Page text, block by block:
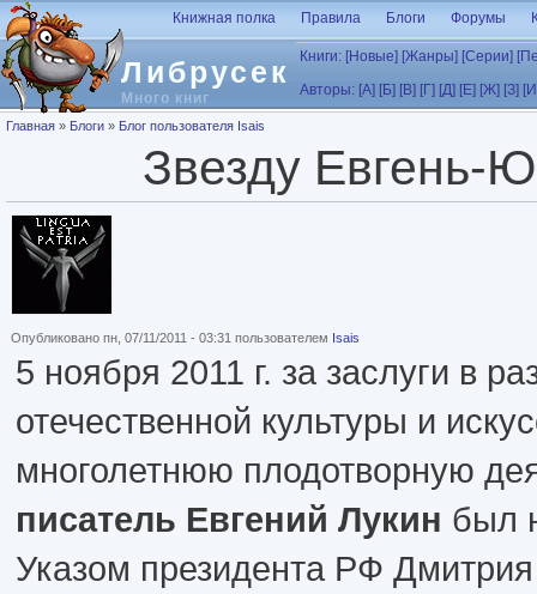
Перейти к основному содержанию
Либрусек
Много книг
Книжная полка Правила Блоги Форумы
Книги: [Новые] [Жанры] [Серии]
Авторы: [А] [Б] [В] [Г] [Д] [Е] [Ж] [З]
Вы здесь
Главная » Блоги » Блог пользователя Isais
Звезду Евгень-
Опубликовано пн, 07/11/2011 - 03:31 пользователем Isais
5 ноября 2011 г. за заслуги в
отечественной культуры и
многолетнюю плодотворную
писатель Евгений Лукин был
Указом президента РФ